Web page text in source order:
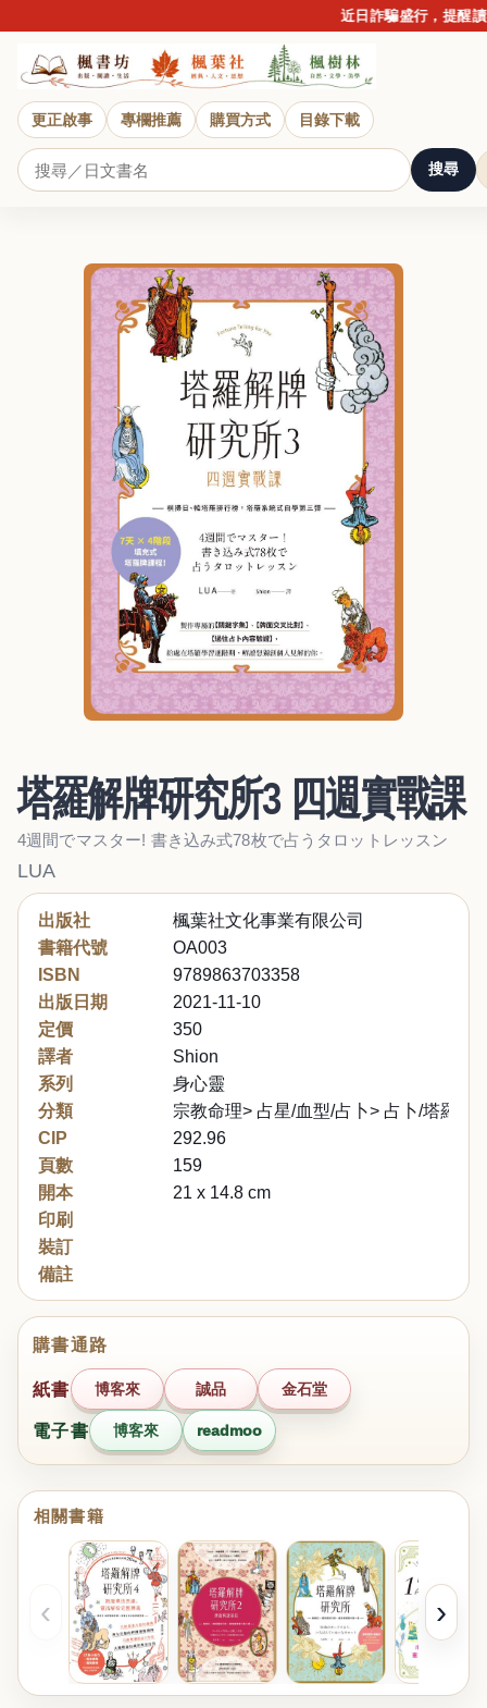
近日詐騙盛行，提醒讀者
更正啟事 專欄推薦 購買方式 目錄下載
搜尋
塔羅解牌研究所3 四週實戰課
4週間でマスター! 書き込み式78枚で占うタロットレッスン
LUA
出版社
楓葉社文化事業有限公司
書籍代號
OA003
ISBN
9789863703358
出版日期
2021-11-10
定價
350
譯者
Shion
系列
身心靈
分類
宗教命理> 占星/血型/占卜> 占卜/塔羅
CIP
292.96
頁數
159
開本
21 x 14.8 cm
印刷
裝訂
備註
購書通路
紙書 博客來 誠品 金石堂
電子書 博客來 readmoo
相關書籍
‹ ›